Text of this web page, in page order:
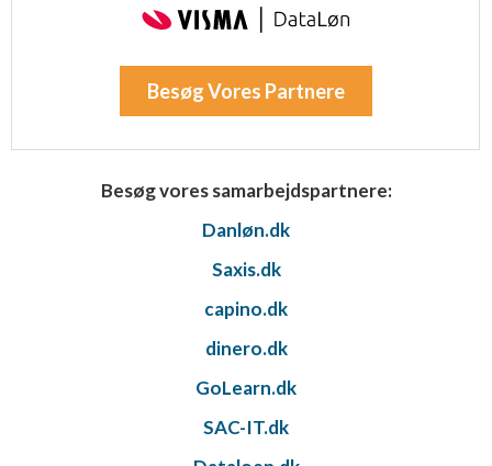
Besøg Vores Partnere
Besøg vores samarbejdspartnere:
Danløn.dk
Saxis.dk
capino.dk
dinero.dk
GoLearn.dk
SAC-IT.dk